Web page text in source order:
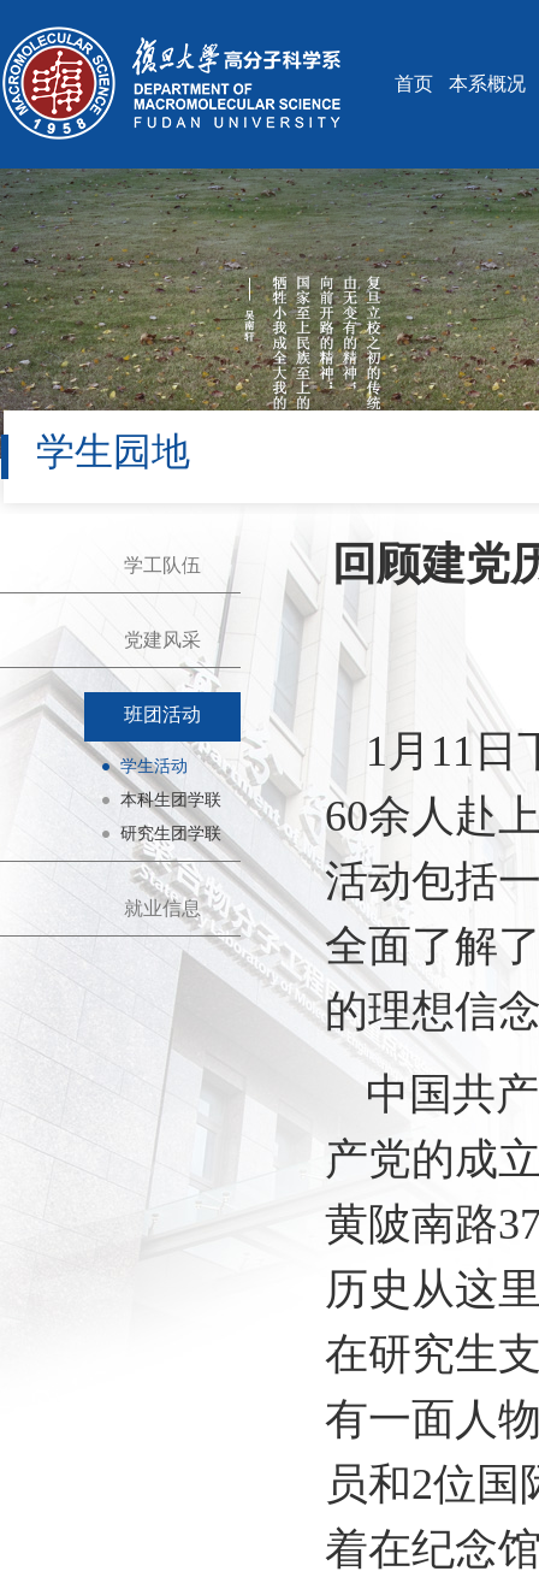
首页 本系概况
学生园地
学工队伍
党建风采
班团活动
学生活动
本科生团学联
研究生团学联
就业信息
回顾建党
1 月11
60余人赴
活动包括
全面了解
的理想信
中国共
产党的成
黄陂南路
历史从这
在研究生
有一面人
员和2位
着在纪念